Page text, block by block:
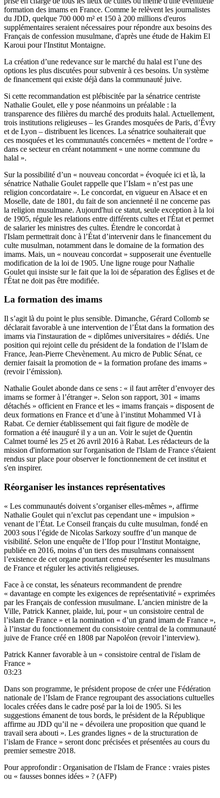
formation des imams en France. Comme le relèvent les journalistes
du JDD, quelque 700 000 m² et 150 à 200 millions d'euros
supplémentaires seraient nécessaires pour répondre aux besoins des
Français de confession musulmane, d'après une étude de Hakim El
Karoui pour l'Institut Montaigne.
La création d’une redevance sur le marché du halal est l’une des
options les plus discutées pour subvenir à ces besoins. Un système
de financement qui existe déjà dans la communauté juive.
Si cette recommandation est plébiscitée par la sénatrice centriste
Nathalie Goulet, elle y pose néanmoins un préalable : la
transparence des filières du marché des produits halal. Actuellement,
trois institutions religieuses – les Grandes mosquées de Paris, d’Évry
et de Lyon – distribuent les licences. La sénatrice souhaiterait que
ces mosquées et les communautés concernées « mettent de l’ordre »
dans ce secteur en créant notamment « une norme commune du
halal ».
Sur la possibilité d’un « nouveau concordat » évoquée ici et là, la
sénatrice Nathalie Goulet rappelle que l’Islam « n’est pas une
religion concordataire ». Le concordat, en vigueur en Alsace et en
Moselle, date de 1801, du fait de son ancienneté il ne concerne pas
la religion musulmane. Aujourd'hui ce statut, seule exception à la loi
de 1905, régule les relations entre différents cultes et l'État et permet
de salarier les ministres des cultes. Étendre le concordat à
l'Islam permettrait donc à l’État d’intervenir dans le financement du
culte musulman, notamment dans le domaine de la formation des
imams. Mais, un « nouveau concordat » supposerait une éventuelle
modification de la loi de 1905. Une ligne rouge pour Nathalie
Goulet qui insiste sur le fait que la loi de séparation des Églises et de
l'État ne doit pas être modifiée.
La formation des imams
Il s’agit là du point le plus sensible. Dimanche, Gérard Collomb se
déclarait favorable à une intervention de l’État dans la formation des
imams via l'instauration de « diplômes universitaires » dédiés. Une
position qui rejoint celle du président de la fondation de l’Islam de
France, Jean-Pierre Chevènement. Au micro de Public Sénat, ce
dernier faisait la promotion de « la formation profane des imams »
(revoir l’émission).
Nathalie Goulet abonde dans ce sens : « il faut arrêter d’envoyer des
imams se former à l’étranger ». Selon son rapport, 301 « imams
détachés » officient en France et les « imams français » disposent de
deux formations en France et d’une à l’institut Mohammed VI à
Rabat. Ce dernier établissement qui fait figure de modèle de
formation a été inauguré il y a un an. Voir le sujet de Quentin
Calmet tourné les 25 et 26 avril 2016 à Rabat. Les rédacteurs de la
mission d'information sur l'organisation de l'Islam de France s'étaient
rendus sur place pour observer le fonctionnement de cet institut et
s'en inspirer.
Réorganiser les instances représentatives
« Les communautés doivent s’organiser elles-mêmes », affirme
Nathalie Goulet qui n’exclut pas cependant une « impulsion »
venant de l’État. Le Conseil français du culte musulman, fondé en
2003 sous l’égide de Nicolas Sarkozy souffre d’un manque de
visibilité. Selon une enquête de l’Ifop pour l’Institut Montaigne,
publiée en 2016, moins d’un tiers des musulmans connaissent
l’existence de cet organe pourtant censé représenter les musulmans
de France et réguler les activités religieuses.
Face à ce constat, les sénateurs recommandent de prendre
« davantage en compte les exigences de représentativité » exprimées
par les Français de confession musulmane. L’ancien ministre de la
Ville, Patrick Kanner, plaide, lui, pour « un consistoire central de
l’islam de France » et la nomination « d’un grand imam de France »,
à l’instar du fonctionnement du consistoire central de la communauté
juive de France créé en 1808 par Napoléon (revoir l’interview).
Patrick Kanner favorable à un « consistoire central de l'islam de
France »
03:23
Dans son programme, le président propose de créer une Fédération
nationale de l’Islam de France regroupant des associations cultuelles
locales créées dans le cadre posé par la loi de 1905. Si les
suggestions émanent de tous bords, le président de la République
affirme au JDD qu’il ne « dévoilera une proposition que quand le
travail sera abouti ». Les grandes lignes « de la structuration de
l’islam de France » seront donc précisées et présentées au cours du
premier semestre 2018.
Pour approfondir : Organisation de l'Islam de France : vraies pistes
ou « fausses bonnes idées » ? (AFP)